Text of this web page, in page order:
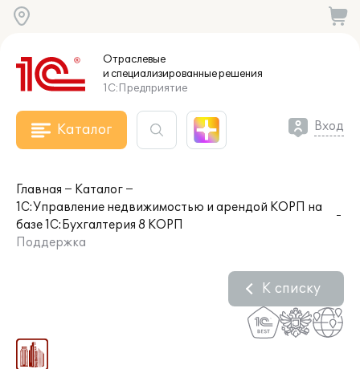
Отраслевые
и специализированныерешения
1С:Предприятие
Каталог Вход
Главная
Каталог
1С:Управление недвижимостью и арендой КОРП на
базе 1С:Бухгалтерия 8 КОРП
Поддержка
К списку